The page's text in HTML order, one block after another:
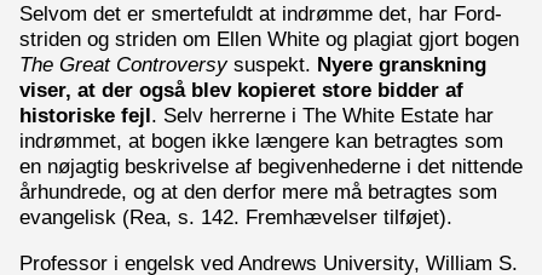
Selvom det er smertefuldt at indrømme det, har Ford-
striden og striden om Ellen White og plagiat gjort bogen
The Great Controversysuspekt. Nyere granskning
viser, at der også blev kopieret store bidder af
historiske fejl . Selv herrerne i The White Estate har
indrømmet, at bogen ikke længere kan betragtes som
en nøjagtig beskrivelse af begivenhederne i det nittende
århundrede, og at den derfor mere må betragtes som
evangelisk (Rea, s. 142. Fremhævelser tilføjet).
Professor i engelsk ved Andrews University, William S.